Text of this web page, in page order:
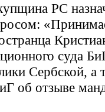
РС
суда
Сербской, а
об отзыве